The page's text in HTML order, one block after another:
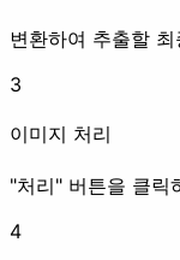
압축
변환하여 추출할
3
이미지 처리
"처리" 버튼을 클릭
4